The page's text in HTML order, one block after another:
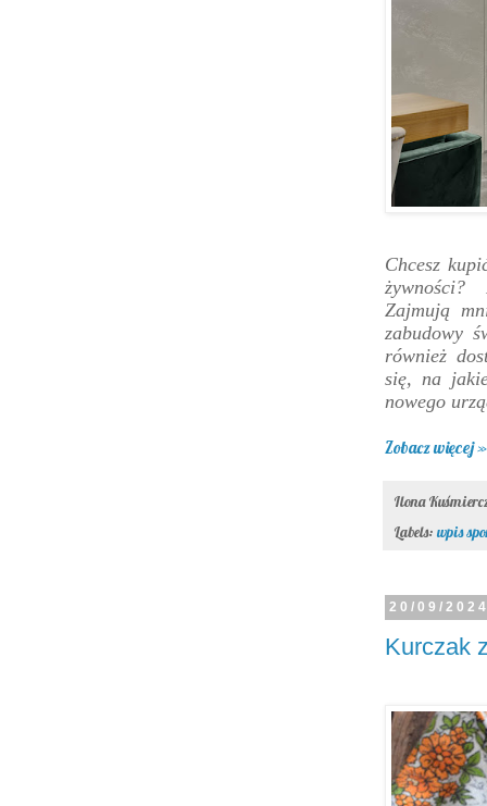
Chcesz
żywności?
Zajmują
zabudowy
również
się, na
nowego
Zobacz więcej »
Ilona
Labels: wpis
20/09/
Kurczak